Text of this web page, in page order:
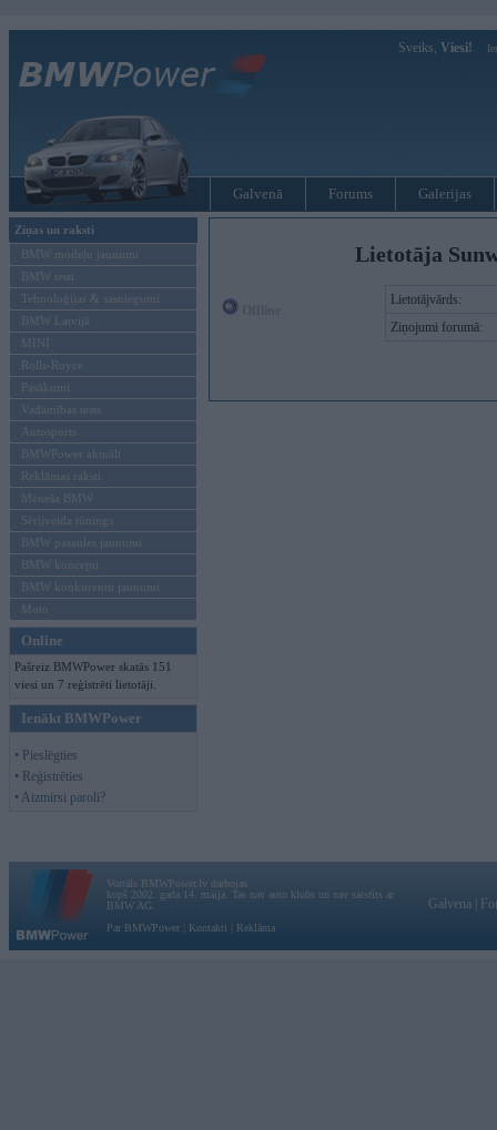
Sveiks, Viesi!
Galvenā Forums Galerijas
Ziņas un raksti
BMW modeļu jaunumi
BMW testi
Tehnoloģijas & sasniegumi
BMW Latvijā
MINI
Rolls-Royce
Pasākumi
Vadāmības tests
Autosports
BMWPower aktuāli
Reklāmas raksti
Mēneša BMW
Sērijveida tūnings
BMW pasaules jaunumi
BMW koncepti
BMW konkurentu jaunumi
Moto
Online
Pašreiz BMWPower skatās 151
viesi un 7 reģistrēti lietotāji.
Ienākt BMWPower
• Pieslēgties
• Reģistrēties
• Aizmirsi paroli?
Lietotāja
Lietotājvārds:
Ziņojumi forumā:
Vortāls BMWPower.lv darbojas
kopš 2002. gada 14. maija. Tas nav auto klubs un nav saistīts ar
BMW AG.
Par BMWPower
Kontakti Reklāma
Galvena